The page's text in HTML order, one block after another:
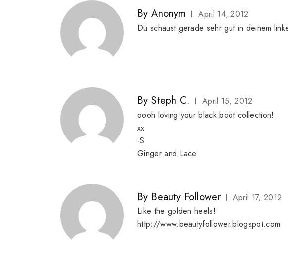
ByAnonym
April 14, 2012
Du schaust gerade sehr gut in deinem
BySteph C.
April 15, 2012
oooh loving your black boot collection!
xx
-S
Ginger and Lace
By Beauty Follower
April 17, 2012
Like the golden heels!
http://www.beautyfollower.blogspot.com